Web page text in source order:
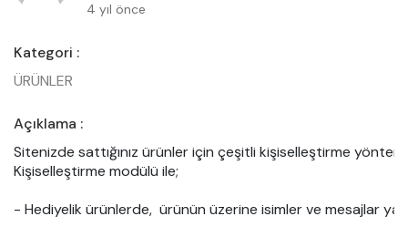
4 yıl önce
Kategori :
ÜRÜNLER
Açıklama :
Sitenizde sattığınız ürünler için çeşitli kişiselleştirme
Kişiselleştirme modülü ile;
- Hediyelik ürünlerde,  ürünün üzerine isimler ve mesajlar